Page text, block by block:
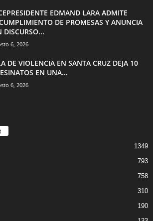
EDMAND LARA ADMITE
DE PROMESAS Y ANUNCIA
DISCURSO...
6, 2026
DE VIOLENCIA EN SANTA CRUZ DEJA 10
EN UNA...
6, 2026
1349
793
758
310
190